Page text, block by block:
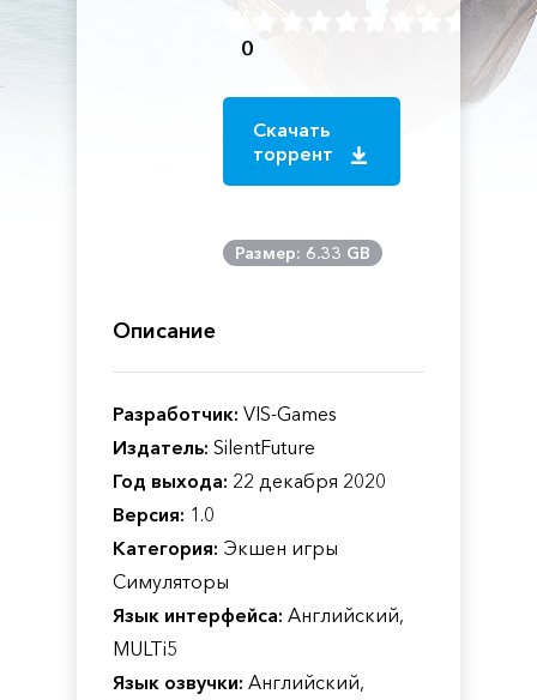
0
Скачать
торрент
Размер: 6.33 GB
Описание
Разработчик: VIS-Games
Издатель: SilentFuture
Год выхода: 22 декабря 2020
Версия: 1.0
Категория: Экшен игры
Симуляторы
Язык интерфейса: Английский,
MULTi5
Язык озвучки: Английский,